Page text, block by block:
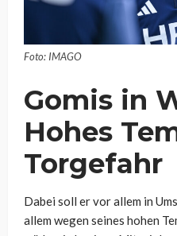
Foto: IMAGO
Gomis in
Hohes
Torgefahr
Dabei soll er vor allem in
allem wegen seines hohen